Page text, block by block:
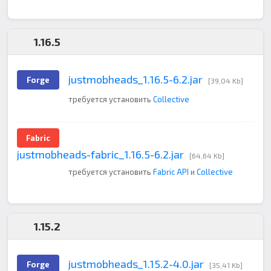
1.16.5
Forge justmobheads_1.16.5-6.2.jar [39,04 Kb]
требуется установить Collective
Fabric
justmobheads-fabric_1.16.5-6.2.jar [64,64 Kb]
требуется установить Fabric API и Collective
1.15.2
Forge justmobheads_1.15.2-4.0.jar [35,41 Kb]